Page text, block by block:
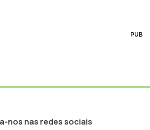
PUB
nos nas redes sociais